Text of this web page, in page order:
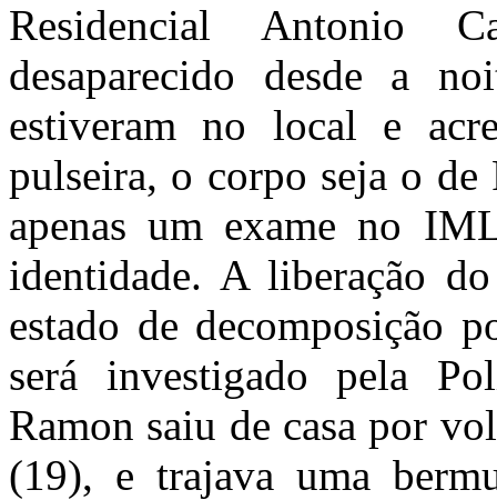
Residencial Antonio
desaparecido desde a
estiveram no local e
pulseira, o corpo seja o de
apenas um exame no
identidade. A liberação
estado de decomposição
será investigado pela
Ramon saiu de casa por
(19), e trajava uma